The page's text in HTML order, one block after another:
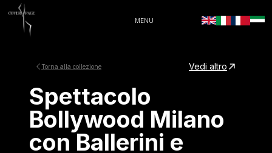
MENU
Torna alla collezione Vedi altro
Spettacolo
Bollywood Milano
con Ballerini e